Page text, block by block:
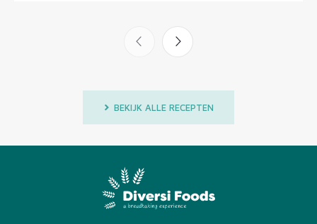
BEKIJK ALLE RECEPTEN